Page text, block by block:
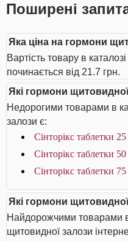
Поширені
Яка ціна на гормони
Вартість товару в
починається від 21.7 грн.
Які гормони
Недорогими товарами в
залози є:
Сінторікс таблетки
Сінторікс таблетки
Сінторікс таблетки
Які гормони
Найдорожчими товарами в
щитовидної залози